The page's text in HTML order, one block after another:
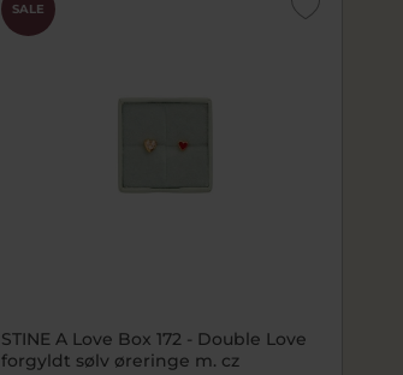
SALE
STINE A Love Box 172 - Double Love
forgyldt sølv øreringe m. cz